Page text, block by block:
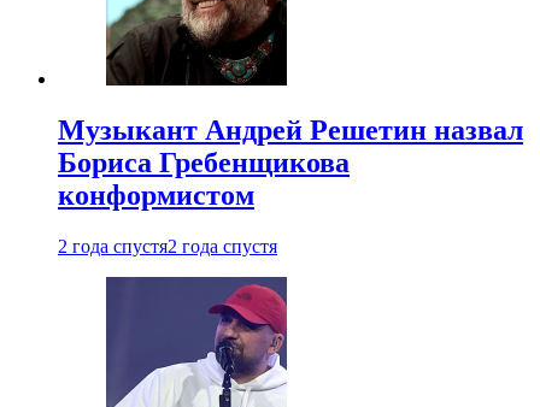
Музыкант Андрей Решетин назвал
Бориса Гребенщикова
конформистом
2 года спустя2 года спустя